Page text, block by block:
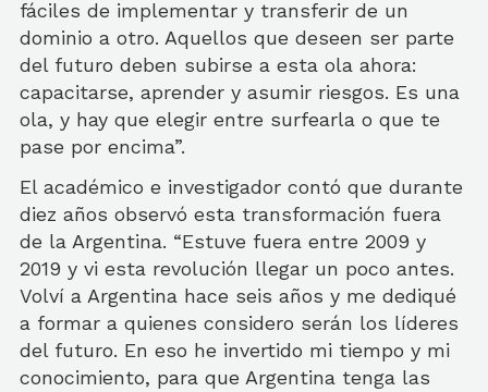
fáciles de implementar y transferir de un
dominio a otro. Aquellos que deseen ser parte
del futuro deben subirse a esta ola ahora:
capacitarse, aprender y asumir riesgos. Es una
ola, y hay que elegir entre surfearla o que te
pase por encima”.
El académico e investigador contó que durante
diez años observó esta transformación fuera
de la Argentina. “Estuve fuera entre 2009 y
2019 y vi esta revolución llegar un poco antes.
Volví a Argentina hace seis años y me dediqué
a formar a quienes considero serán los líderes
del futuro. En eso he invertido mi tiempo y mi
conocimiento, para que Argentina tenga las